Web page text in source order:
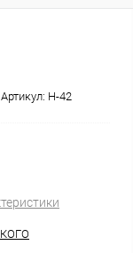
Артикул: Н-42